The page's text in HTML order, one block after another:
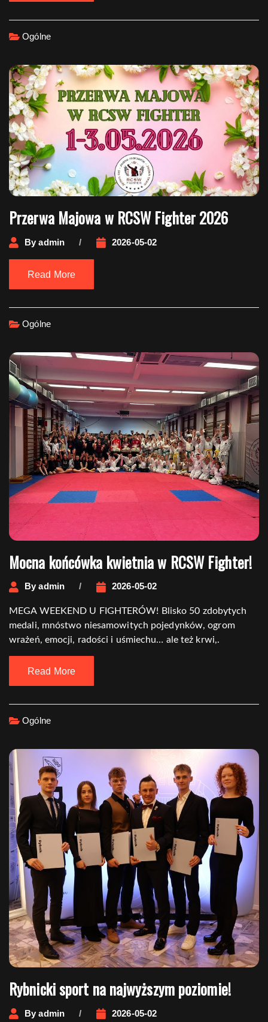
Ogólne
Przerwa Majowa w RCSW Fighter 2026
Byadmin 2026-05-02
Read More
Ogólne
Mocna końcówka kwietnia w RCSW Fighter!
Byadmin 2026-05-02
MEGA WEEKEND U FIGHTERÓW! Blisko 50 zdobytych
medali, mnóstwo niesamowitych pojedynków, ogrom
wrażeń, emocji, radości i uśmiechu… ale też krwi,.
Read More
Ogólne
Rybnicki sport na najwyższym poziomie!
Byadmin 2026-05-02